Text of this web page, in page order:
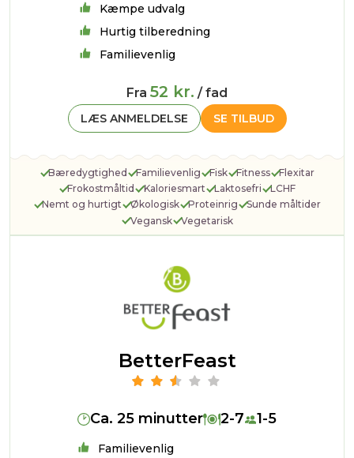
Kæmpe udvalg
Hurtig tilberedning
Familievenlig
Fra 52 kr. / fad
SE TILBUD
LÆS ANMELDELSE
Bæredygtighed Familievenlig Fisk Fitness
Flexitar
Frokostmåltid
Kaloriesmart Laktosefri
LCHF
Nemt og hurtigt
Økologisk Proteinrig
Sunde måltider
Vegansk
Vegetarisk
BetterFeast
Ca. 25 minutter 2-7 1-5
Familievenlig